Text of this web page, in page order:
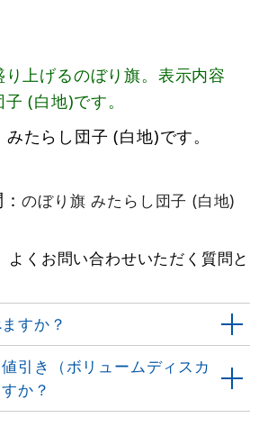
上げるのぼり旗。表示内容
(白地)です。
たらし団子 (白地)です。
：のぼり旗 みたらし団子 (白地)
よくお問い合わせいただく質問と
すか？
引き（ボリュームディスカ
か？